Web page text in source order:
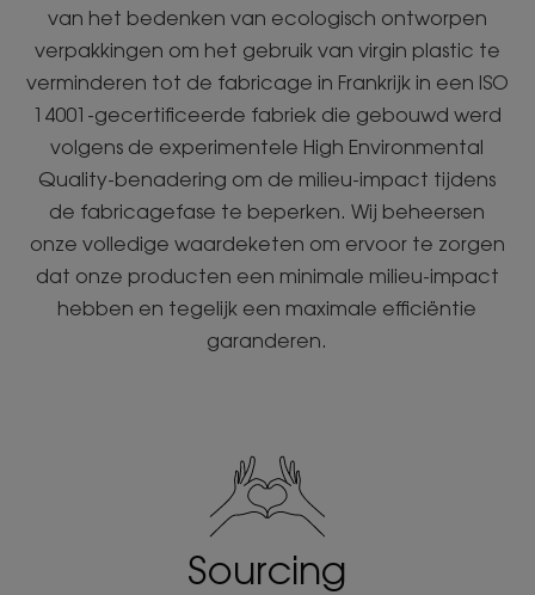
van het bedenken van ecologisch ontworpen
verpakkingen om het gebruik van virgin plastic te
verminderen tot de fabricage in Frankrijk in een ISO
14001-gecertificeerde fabriek die gebouwd werd
volgens de experimentele High Environmental
Quality-benadering om de milieu-impact tijdens
de fabricagefase te beperken. Wij beheersen
onze volledige waardeketen om ervoor te zorgen
dat onze producten een minimale milieu-impact
hebben en tegelijk een maximale efficiëntie
garanderen.
Sourcing